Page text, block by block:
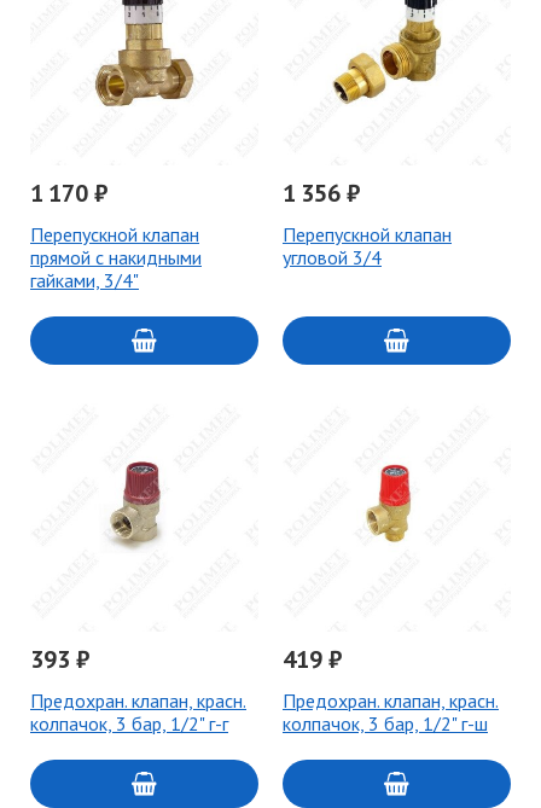
1 170 ₽
Перепускной клапан
прямой с накидными
гайками, 3/4"
1 356 ₽
Перепускной клапан
угловой 3/4
393 ₽
Предохран. клапан, красн.
колпачок, 3 бар, 1/2" г-г
419 ₽
Предохран. клапан, красн.
колпачок, 3 бар, 1/2" г-ш